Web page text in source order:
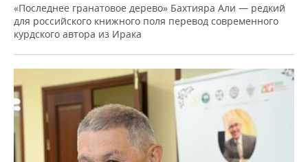
«Последнее гранатовое дерево» Бахтияра Али — редкий
для российского книжного поля перевод современного
курдского автора из Ирака